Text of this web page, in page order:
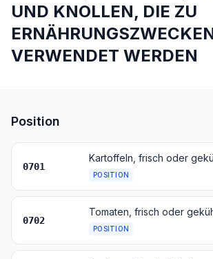
UND KNOLLEN, DIE ZU
VERWENDET WERDEN
Position
0701
Kartoffeln, frisch oder
POSITION
0702
Tomaten, frisch oder
POSITION